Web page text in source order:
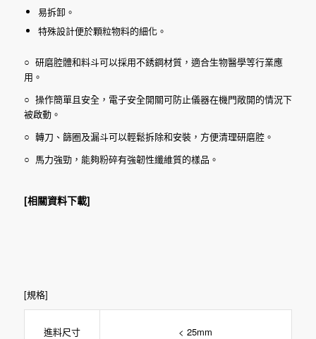
易拆卸。
特殊設計便於顆粒物料的細化。
○ 研磨腔體和料斗可以採用不銹鋼材質，適合生物醫學等行業應
用。
○ 操作簡單且安全，電子安全開關可防止儀器在機門敞開的情況下
被啟動。
○ 轉刀、篩圈及漏斗可以輕鬆拆除和安裝，方便清理研磨腔。
○ 馬力強勁，能夠粉碎有強韌性纖維質的樣品。
[相關資料下載]
[規格]
進料尺寸 < 25mm